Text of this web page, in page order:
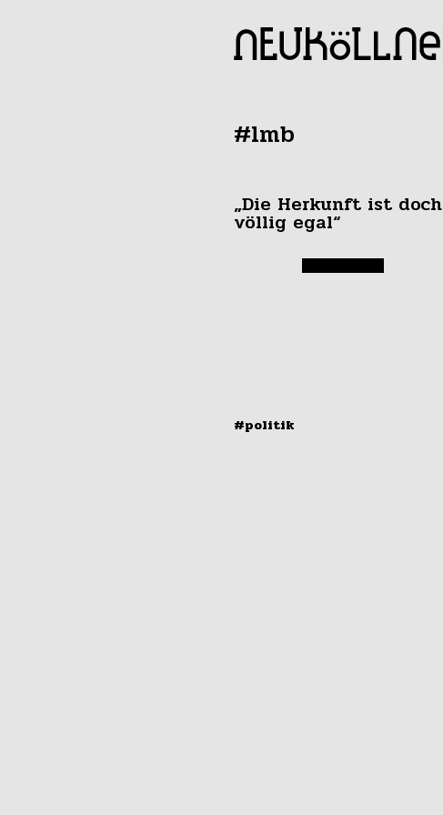
#lmb
„Die Herkunft ist doch
völlig egal“
#politik